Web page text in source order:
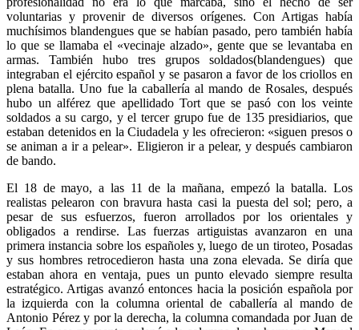
voluntarias y provenir de diversos orígenes. Con Artigas había
muchísimos blandengues que se habían pasado, pero también había
lo que se llamaba el «vecinaje alzado», gente que se levantaba en
armas. También hubo tres grupos soldados(blandengues) que
integraban el ejército español y se pasaron a favor de los criollos en
plena batalla. Uno fue la caballería al mando de Rosales, después
hubo un alférez que apellidado Tort que se pasó con los veinte
soldados a su cargo, y el tercer grupo fue de 135 presidiarios, que
estaban detenidos en la Ciudadela y les ofrecieron: «siguen presos o
se animan a ir a pelear». Eligieron ir a pelear, y después cambiaron
de bando.
El 18 de mayo, a las 11 de la mañana, empezó la batalla. Los
realistas pelearon con bravura hasta casi la puesta del sol; pero, a
pesar de sus esfuerzos, fueron arrollados por los orientales y
obligados a rendirse. Las fuerzas artiguistas avanzaron en una
primera instancia sobre los españoles y, luego de un tiroteo, Posadas
y sus hombres retrocedieron hasta una zona elevada. Se diría que
estaban ahora en ventaja, pues un punto elevado siempre resulta
estratégico. Artigas avanzó entonces hacia la posición española por
la izquierda con la columna oriental de caballería al mando de
Antonio Pérez y por la derecha, la columna comandada por Juan de